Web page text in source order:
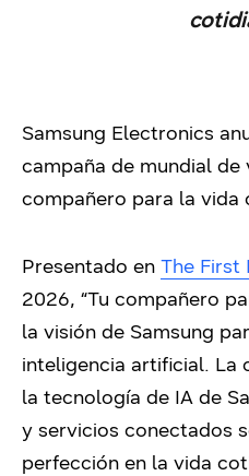
Samsung Electronics
campaña de mundial de
compañero para la vida
Presentado en The First
2026, “Tu compañero
la visión de Samsung
inteligencia artificial. La
la tecnología de IA de
y servicios conectados
perfección en la vida